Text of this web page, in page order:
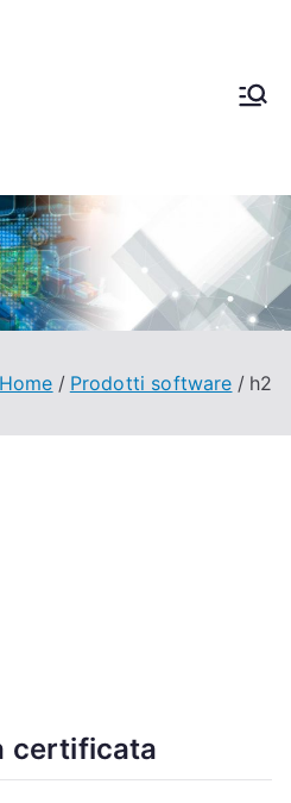
Home Prodotti software h2
certificata